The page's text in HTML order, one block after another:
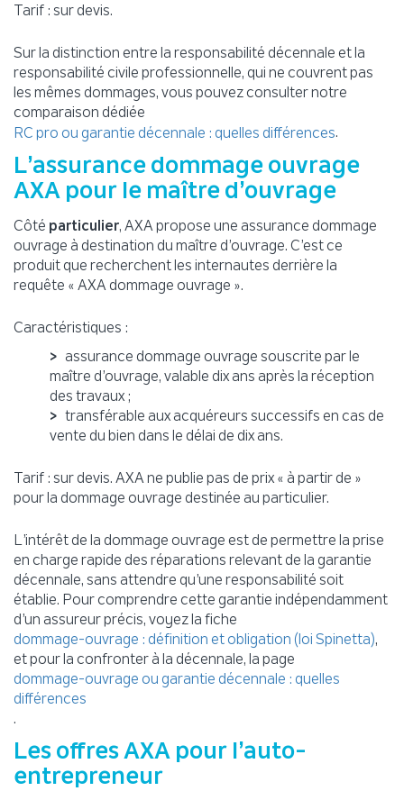
Tarif : sur devis.
Sur la distinction entre la responsabilité décennale et la
responsabilité civile professionnelle, qui ne couvrent pas
les mêmes dommages, vous pouvez consulter notre
comparaison dédiée
RC pro ou garantie décennale : quelles différences.
L’assurance dommage ouvrage
AXA pour le maître d’ouvrage
Côté particulier, AXA propose une assurance dommage
ouvrage à destination du maître d’ouvrage. C’est ce
produit que recherchent les internautes derrière la
requête « AXA dommage ouvrage ».
Caractéristiques :
assurance dommage ouvrage souscrite par le
maître d’ouvrage, valable dix ans après la réception
des travaux ;
transférable aux acquéreurs successifs en cas de
vente du bien dans le délai de dix ans.
Tarif : sur devis. AXA ne publie pas de prix « à partir de »
pour la dommage ouvrage destinée au particulier.
L’intérêt de la dommage ouvrage est de permettre la prise
en charge rapide des réparations relevant de la garantie
décennale, sans attendre qu’une responsabilité soit
établie. Pour comprendre cette garantie indépendamment
d’un assureur précis, voyez la fiche
dommage-ouvrage : définition et obligation (loi Spinetta),
et pour la confronter à la décennale, la page
dommage-ouvrage ou garantie décennale : quelles
différences
.
Les offres AXA pour l’auto-
entrepreneur